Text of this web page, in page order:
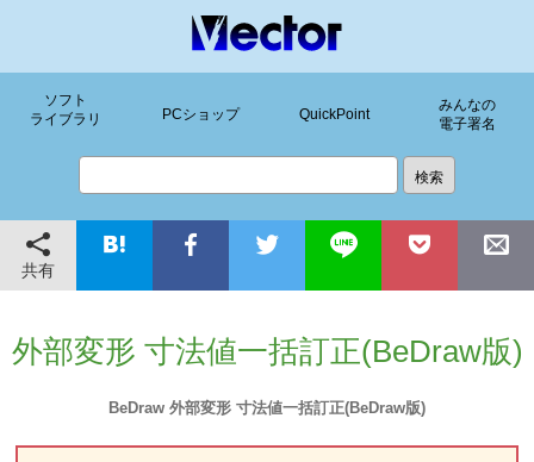
ソフト
ライブラリ
PCショップ QuickPoint
みんなの
電子署名
共有
外部変形 寸法値一括訂正(BeDraw版)
BeDraw 外部変形 寸法値一括訂正(BeDraw版)